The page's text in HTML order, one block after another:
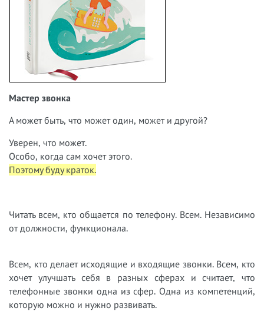
Мастер звонка
А может быть, что может один, может и другой?
Уверен, что может.
Особо, когда сам хочет этого.
Поэтому буду краток.
Читать всем, кто общается по телефону. Всем. Независимо
от должности, функционала.
Всем, кто делает исходящие и входящие звонки. Всем, кто
хочет улучшать себя в разных сферах и считает, что
телефонные звонки одна из сфер. Одна из компетенций,
которую можно и нужно развивать.